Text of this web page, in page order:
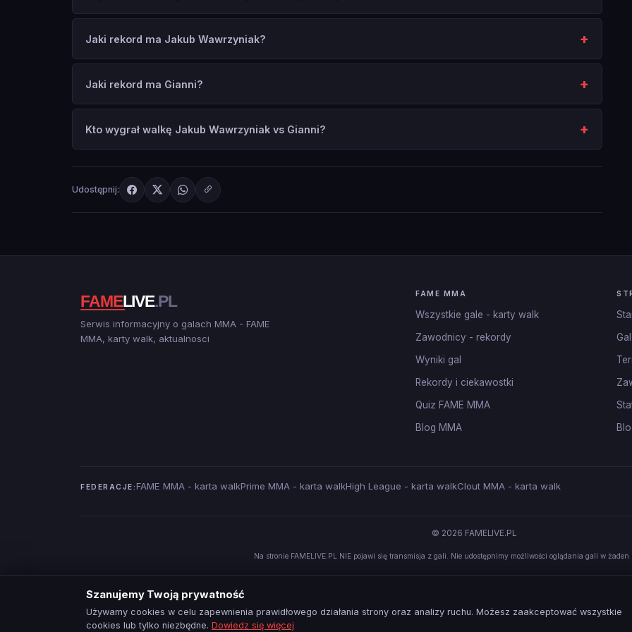
Jaki rekord ma Jakub Wawrzyniak?
Jaki rekord ma Gianni?
Kto wygrał walkę Jakub Wawrzyniak vs Gianni?
Udostępnij:
Serwis informacyjny o galach MMA - FAME
MMA, karty walk, aktualnosci
FAME MMA
Wszystkie gale - karty walk
Zawodnicy - rekordy
Wyniki gal
Rekordy i ciekawostki
Quiz FAME MMA
Blog MMA
FEDERACJE: FAME MMA - karta walkPrime MMA - karta walkHigh League - karta walkClout MMA - karta walk
© 2026 FAMELIVE.PL
Na stronie FAMELIVE.PL NIE pojawi się transmisja z gali. Nie udostępnimy możliwości oglądania gali w żaden
Szanujemy Twoją prywatność
Używamy cookies w celu zapewnienia prawidłowego działania strony oraz analizy ruchu. Możesz zaakceptować wszystkie
cookies lub tylko niezbędne. Dowiedz się więcej